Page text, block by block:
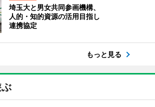
埼玉大と男女共同参画機構、
人的・知的資源の活用目指し
連携協定
もっと見る